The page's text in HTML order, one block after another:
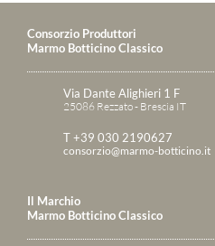
Consorzio Produttori
Marmo Botticino Classico
Via Dante Alighieri 1 F
25086 Rezzato - Brescia IT
T +39 030 2190627
consorzio@marmo-botticino.it
Il Marchio
Marmo Botticino Classico